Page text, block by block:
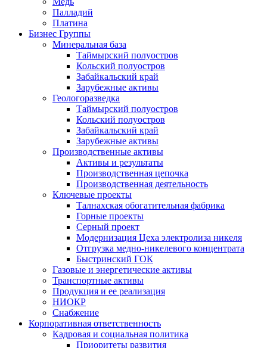
Палладий
Платина
Бизнес Группы
Минеральная база
Таймырский полуостров
Кольский полуостров
Забайкальский край
Зарубежные активы
Геологоразведка
Таймырский полуостров
Кольский полуостров
Забайкальский край
Зарубежные активы
Производственные активы
Активы и результаты
Производственная цепочка
Производственная деятельность
Ключевые проекты
Талнахская обогатительная фабрика
Горные проекты
Серный проект
Модернизация Цеха электролиза никеля
Отгрузка медно-никелевого концентрата
Быстринский ГОК
Газовые и энергетические активы
Транспортные активы
Продукция и ее реализация
НИОКР
Снабжение
Корпоративная ответственность
Кадровая и социальная политика
Приоритеты развития